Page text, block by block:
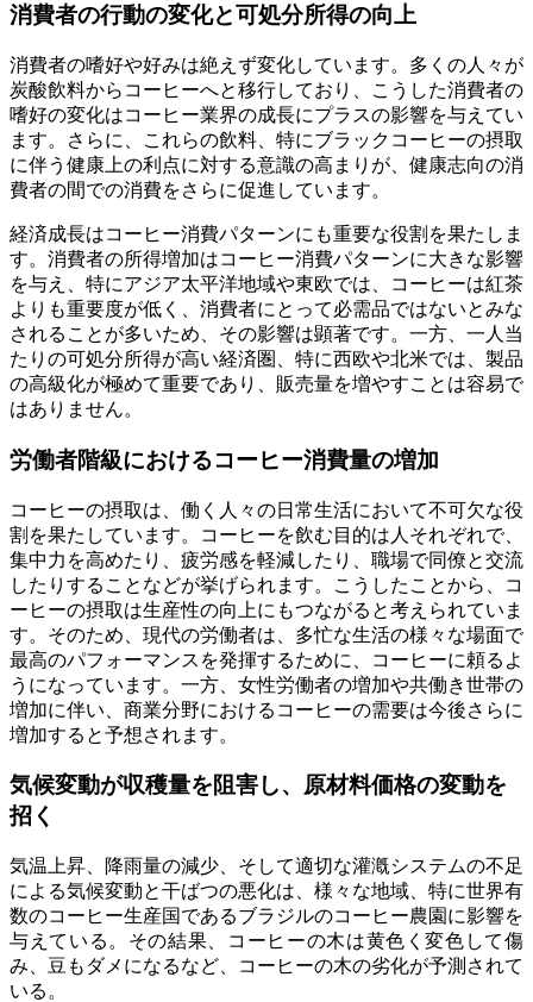
消費者の行動の変化と可処分所得の向上
消費者の嗜好や好みは絶えず変化しています。多くの人々が
炭酸飲料からコーヒーへと移行しており、こうした消費者の
嗜好の変化はコーヒー業界の成長にプラスの影響を与えてい
ます。さらに、これらの飲料、特にブラックコーヒーの摂取
に伴う健康上の利点に対する意識の高まりが、健康志向の消
費者の間での消費をさらに促進しています。
経済成長はコーヒー消費パターンにも重要な役割を果たしま
す。消費者の所得増加はコーヒー消費パターンに大きな影響
を与え、特にアジア太平洋地域や東欧では、コーヒーは紅茶
よりも重要度が低く、消費者にとって必需品ではないとみな
されることが多いため、その影響は顕著です。一方、一人当
たりの可処分所得が高い経済圏、特に西欧や北米では、製品
の高級化が極めて重要であり、販売量を増やすことは容易で
はありません。
労働者階級におけるコーヒー消費量の増加
コーヒーの摂取は、働く人々の日常生活において不可欠な役
割を果たしています。コーヒーを飲む目的は人それぞれで、
集中力を高めたり、疲労感を軽減したり、職場で同僚と交流
したりすることなどが挙げられます。こうしたことから、コ
ーヒーの摂取は生産性の向上にもつながると考えられていま
す。そのため、現代の労働者は、多忙な生活の様々な場面で
最高のパフォーマンスを発揮するために、コーヒーに頼るよ
うになっています。一方、女性労働者の増加や共働き世帯の
増加に伴い、商業分野におけるコーヒーの需要は今後さらに
増加すると予想されます。
気候変動が収穫量を阻害し、原材料価格の変動を
招く
気温上昇、降雨量の減少、そして適切な灌漑システムの不足
による気候変動と干ばつの悪化は、様々な地域、特に世界有
数のコーヒー生産国であるブラジルのコーヒー農園に影響を
与えている。その結果、コーヒーの木は黄色く変色して傷
み、豆もダメになるなど、コーヒーの木の劣化が予測されて
いる。